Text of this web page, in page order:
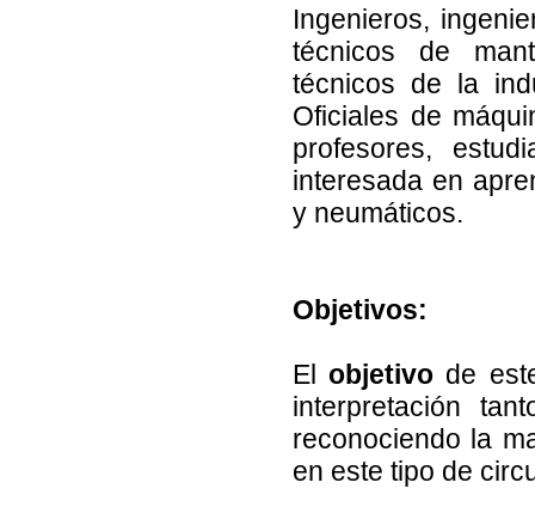
Ingenieros,
técnicos de
técnicos de la
Oficiales de
profesores,
interesada en
y neumáticos.
Objetivos:
El objetivo de
interpretación
reconociendo la
en este tipo de